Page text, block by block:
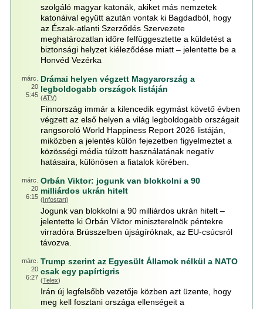
szolgáló magyar katonák, akiket más nemzetek
katonáival együtt azután vontak ki Bagdadból, hogy
az Észak-atlanti Szerződés Szervezete
meghatározatlan időre felfüggesztette a küldetést a
biztonsági helyzet kiéleződése miatt – jelentette be a
Honvéd Vezérka
márc.
20
5:45
Drámai helyen végzett Magyarország a
legboldogabb országok listáján
(ATV)
Finnország immár a kilencedik egymást követő évben
végzett az első helyen a világ legboldogabb országait
rangsoroló World Happiness Report 2026 listáján,
miközben a jelentés külön fejezetben figyelmeztet a
közösségi média túlzott használatának negatív
hatásaira, különösen a fiatalok körében.
márc.
20
6:15
Orbán Viktor: jogunk van blokkolni a 90
milliárdos ukrán hitelt
(Infostart)
Jogunk van blokkolni a 90 milliárdos ukrán hitelt –
jelentette ki Orbán Viktor miniszterelnök péntekre
virradóra Brüsszelben újságíróknak, az EU-csúcsról
távozva.
márc.
20
6:27
Trump szerint az Egyesült Államok nélkül a NATO
csak egy papírtigris
(Telex)
Irán új legfelsőbb vezetője közben azt üzente, hogy
meg kell fosztani országa ellenségeit a